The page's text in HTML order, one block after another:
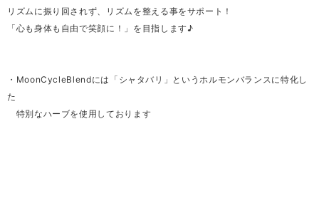
リズムに振り回されず、リズムを整える事をサポート！
「心も身体も自由で笑顔に！」を目指します♪
・MoonCycleBlendには「シャタバリ」というホルモンバランスに特化し
た
特別なハーブを使用しております